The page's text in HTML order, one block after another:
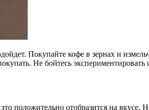
Покупайте кофе в зернах и
Не бойтесь
положительно отобразится на вкусе.